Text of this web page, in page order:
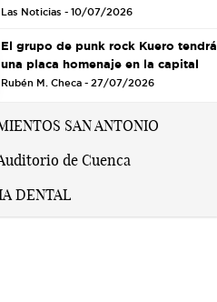
Las Noticias - 10/07/2026
El grupo de punk rock Kuero tendrá
una placa homenaje en la capital
Rubén M. Checa - 27/07/2026